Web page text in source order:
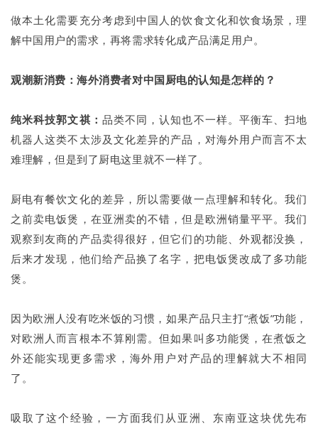
做本土化需要充分考虑到中国人的饮食文化和饮食场景，理
解中国用户的需求，再将需求转化成产品满足用户。
观潮新消费：海外消费者对中国厨电的认知是怎样的？
纯米科技郭文祺： 品类不同，认知也不一样。平衡车、扫地
机器人这类不太涉及文化差异的产品，对海外用户而言不太
难理解，但是到了厨电这里就不一样了。
厨电有餐饮文化的差异，所以需要做一点理解和转化。我们
之前卖电饭煲，在亚洲卖的不错，但是欧洲销量平平。我们
观察到友商的产品卖得很好，但它们的功能、外观都没换，
后来才发现，他们给产品换了名字，把电饭煲改成了多功能
煲。
因为欧洲人没有吃米饭的习惯，如果产品只主打“煮饭”功能，
对欧洲人而言根本不算刚需。但如果叫多功能煲，在煮饭之
外还能实现更多需求，海外用户对产品的理解就大不相同
了。
吸取了这个经验，一方面我们从亚洲、东南亚这块优先布